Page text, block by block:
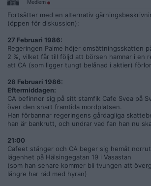
*Anhöriga kunde inte diskutera Palme, det
honom.
*Dömd för misshandel av grannens hund.
*Asocial, inga vänner, ingen partner.
lägenhet i Augusti 2008.
Varsågod att diskutera fallet vidare...
Medlem
Fortsätter med en alternativ
(öppen för diskussion):
27 Februari 1986:
Regeringen Palme höjer omsättningsskatten
2 %, vilket får till följd att börsen hamnar i en
att CA (som ligger tungt belånad i aktier)
28 Februari 1986:
Eftermiddagen:
CA befinner sig på sitt stamfik Cafe Svea på
över den snart framtida mordplatsen.
Han förbannar regeringens gårdagliga
han är bankrutt, och undrar vad fan han nu
21:00
Cafeet stänger och CA beger sig hemåt
lägenhet på Hälsingegatan 19 i Vasastan
(som han senare kommer bli tvungen att
längre har råd med hyran)